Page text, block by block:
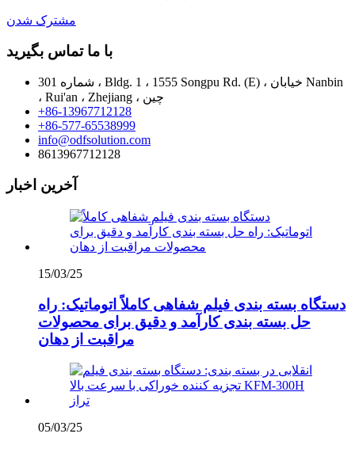
مشترک شدن
با ما تماس بگیرید
شماره 301 ، Bldg. 1 ، 1555 Songpu Rd. (E) ، خیابان Nanbin
، Rui'an ، Zhejiang ، چین
+86-13967712128
+86-577-65538999
info@odfsolution.com
8613967712128
آخرین اخبار
15/03/25
دستگاه بسته بندی فیلم شفاهی کاملاً اتوماتیک: راه
حل بسته بندی کارآمد و دقیق برای محصولات
مراقبت از دهان
05/03/25